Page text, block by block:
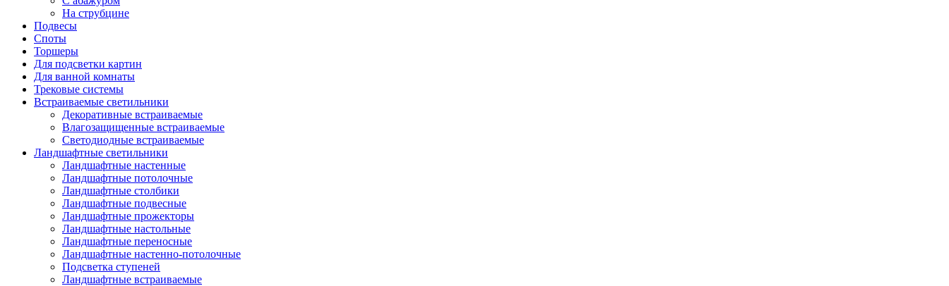
На струбцине
Подвесы
Споты
Торшеры
Для подсветки картин
Для ванной комнаты
Трековые системы
Встраиваемые светильники
Декоративные встраиваемые
Влагозащищенные встраиваемые
Светодиодные встраиваемые
Ландшафтные светильники
Ландшафтные настенные
Ландшафтные потолочные
Ландшафтные столбики
Ландшафтные подвесные
Ландшафтные прожекторы
Ландшафтные настольные
Ландшафтные переносные
Ландшафтные настенно-потолочные
Подсветка ступеней
Ландшафтные встраиваемые